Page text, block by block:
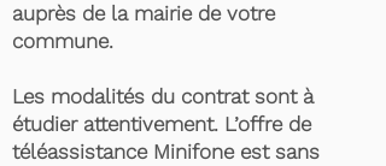
auprès de la mairie de votre
commune.
Les modalités du contrat sont à
étudier attentivement. L’offre de
téléassistance Minifone est sans